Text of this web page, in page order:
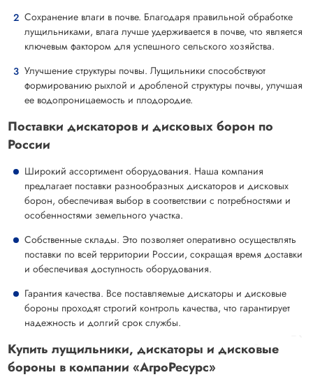
Сохранение влаги в почве. Благодаря правильной обработке
лущильниками, влага лучше удерживается в почве, что является
ключевым фактором для успешного сельского хозяйства.
Улучшение структуры почвы. Лущильники способствуют
формированию рыхлой и дробленой структуры почвы, улучшая
ее водопроницаемость и плодородие.
Поставки дискаторов и дисковых борон по
России
Широкий ассортимент оборудования. Наша компания
предлагает поставки разнообразных дискаторов и дисковых
борон, обеспечивая выбор в соответствии с потребностями и
особенностями земельного участка.
Собственные склады. Это позволяет оперативно осуществлять
поставки по всей территории России, сокращая время доставки
и обеспечивая доступность оборудования.
Гарантия качества. Все поставляемые дискаторы и дисковые
бороны проходят строгий контроль качества, что гарантирует
надежность и долгий срок службы.
Купить лущильники, дискаторы и дисковые
бороны в компании «АгроРесурс»